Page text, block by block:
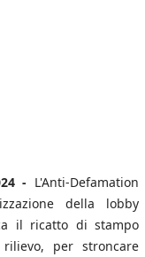
- L'Anti-Defamation
della lobby
il ricatto di stampo
per stroncare